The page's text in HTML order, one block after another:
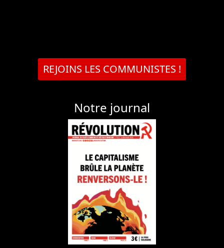
REJOINS LES COMMUNISTES !
Notre journal